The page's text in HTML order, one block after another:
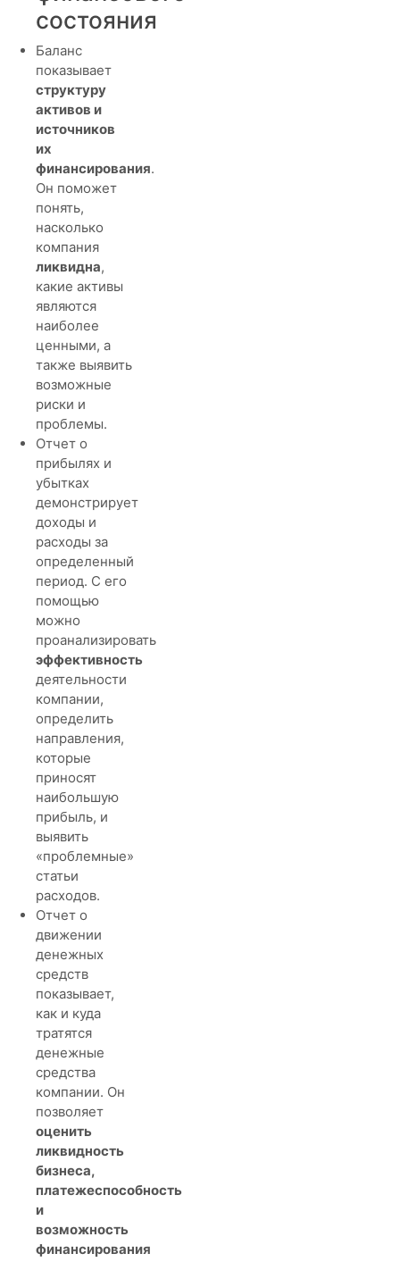
состояния
Баланс
показывает
структуру
активов и
источников
их
финансирования.
Он поможет
понять,
насколько
компания
ликвидна,
какие активы
являются
наиболее
ценными, а
также выявить
возможные
риски и
проблемы.
Отчет о
прибылях и
убытках
демонстрирует
доходы и
расходы за
определенный
период. С его
помощью
можно
проанализировать
эффективность
деятельности
компании,
определить
направления,
которые
приносят
наибольшую
прибыль, и
выявить
«проблемные»
статьи
расходов.
Отчет о
движении
денежных
средств
показывает,
как и куда
тратятся
денежные
средства
компании. Он
позволяет
оценить
ликвидность
бизнеса,
платежеспособность
и
возможность
финансирования